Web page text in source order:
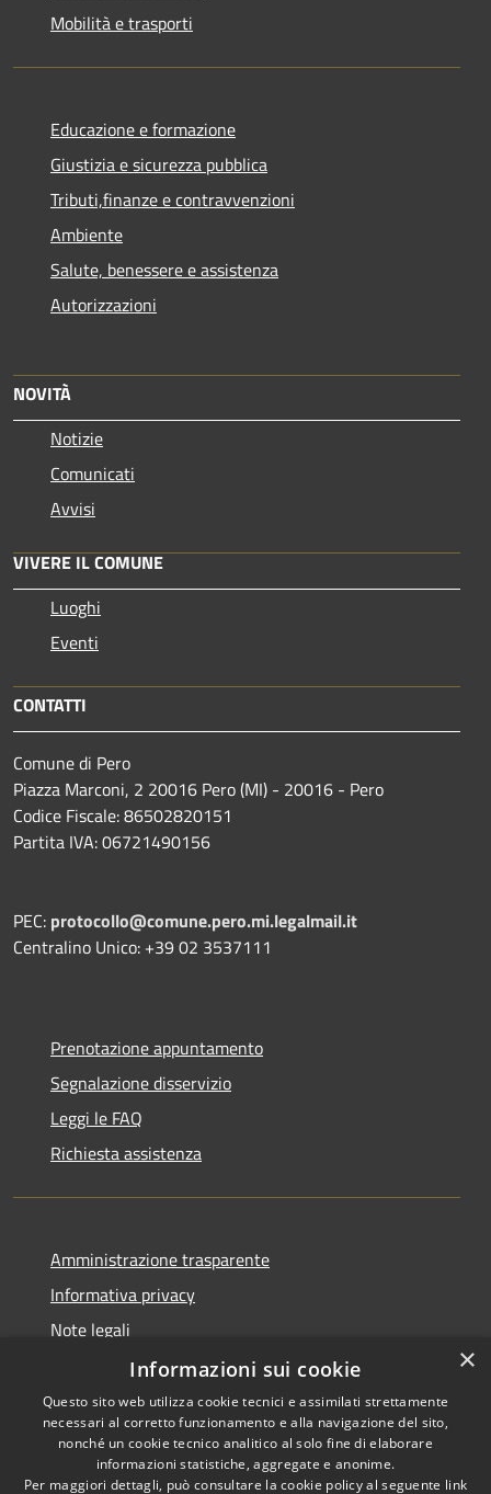
Mobilità e trasporti
Educazione e formazione
Giustizia e sicurezza pubblica
Tributi,finanze e contravvenzioni
Ambiente
Salute, benessere e assistenza
Autorizzazioni
NOVITÀ
Notizie
Comunicati
Avvisi
VIVERE IL COMUNE
Luoghi
Eventi
CONTATTI
Comune di Pero
Piazza Marconi, 2 20016 Pero (MI) - 20016 - Pero
Codice Fiscale: 86502820151
Partita IVA: 06721490156
PEC: protocollo@comune.pero.mi.legalmail.it
Centralino Unico: +39 02 3537111
Prenotazione appuntamento
Segnalazione disservizio
Leggi le FAQ
Richiesta assistenza
Amministrazione trasparente
Informativa privacy
Note legali
Dichiarazione di accessibilità
RSS
Copyright © 2026 • Comune di
×
Informazioni sui cookie
Questo sito web utilizza cookie tecnici e assimilati strettamente
necessari al corretto funzionamento e alla navigazione del sito,
nonché un cookie tecnico analitico al solo fine di elaborare
informazioni statistiche, aggregate e anonime.
Per maggiori dettagli, può consultare la cookie policy al seguente link